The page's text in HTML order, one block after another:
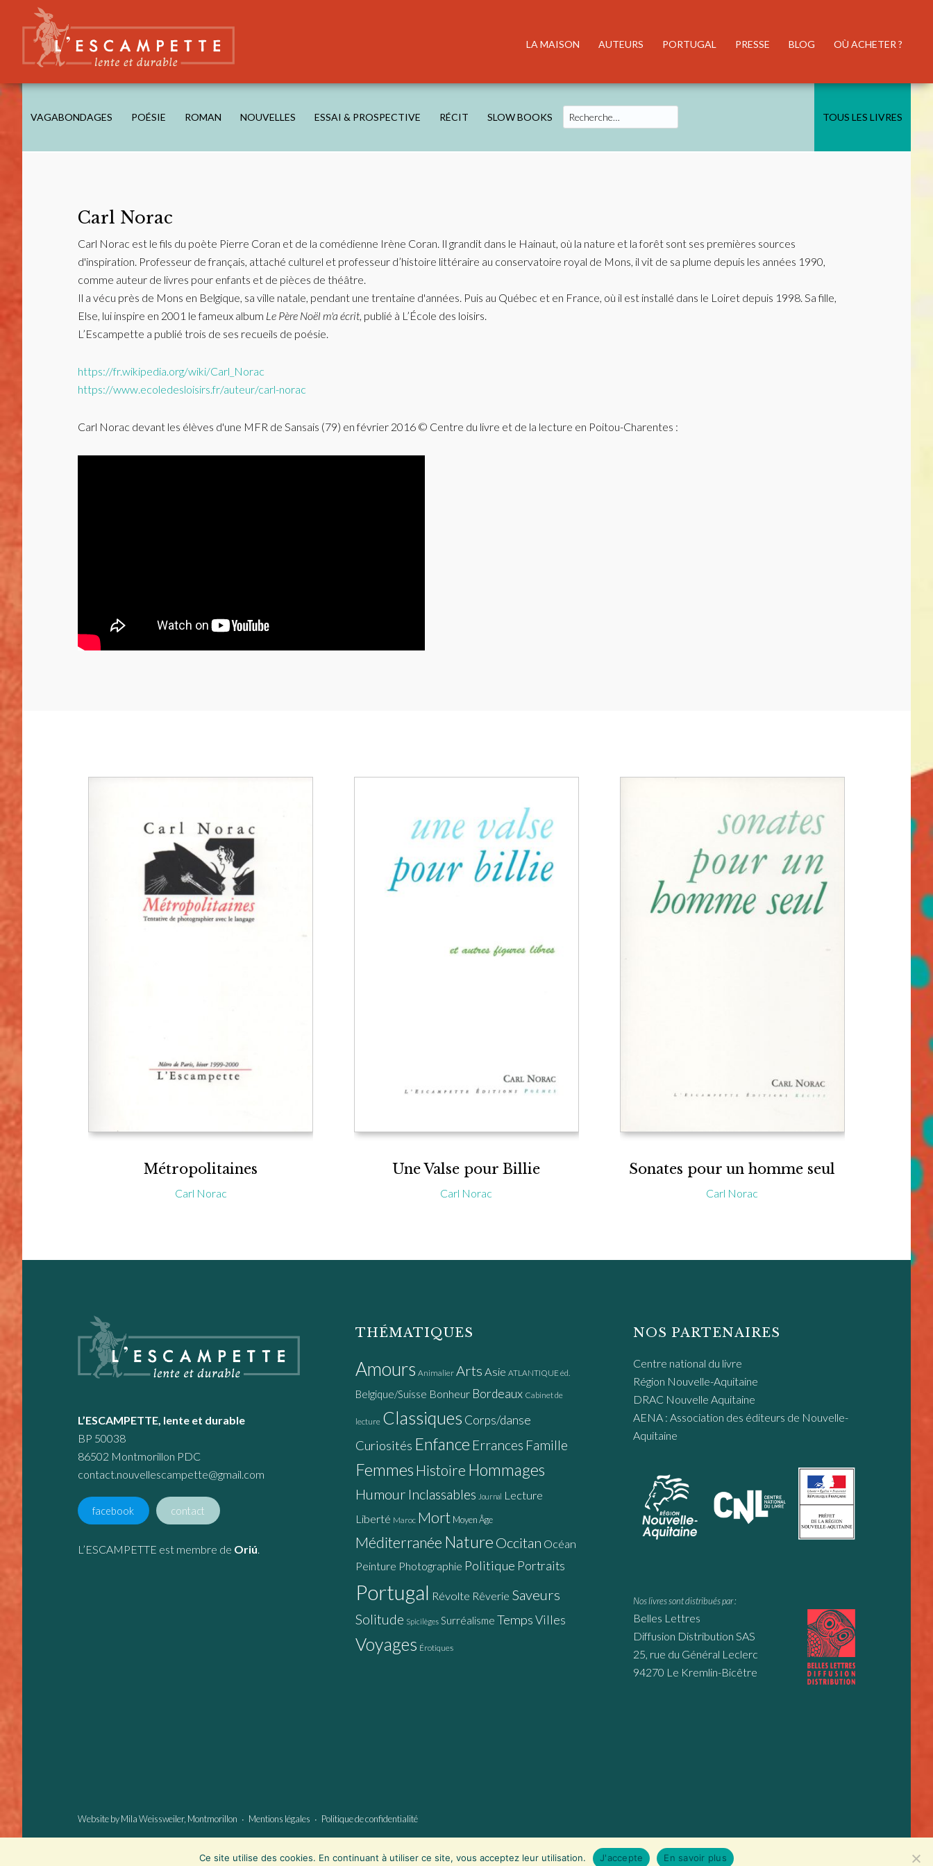
content
secondary
navigation
L'ESCAMPETTE
éditions lentes & durables
LA MAISON AUTEURS PORTUGAL PRESSE BLOG OÙ ACHETER ?
VAGABONDAGES POÉSIE ROMAN NOUVELLES ESSAI & PROSPECTIVE RÉCIT SLOW BOOKS
Search
TOUS LES LIVRES
Carl Norac
Carl Norac est le fils du poète Pierre Coran et de la comédienne Irène Coran. Il grandit dans le Hainaut, où la nature et la forêt sont ses premières sources
d'inspiration. Professeur de français, attaché culturel et professeur d’histoire littéraire au conservatoire royal de Mons, il vit de sa plume depuis les années 1990,
comme auteur de livres pour enfants et de pièces de théâtre.
Il a vécu près de Mons en Belgique, sa ville natale, pendant une trentaine d'années. Puis au Québec et en France, où il est installé dans le Loiret depuis 1998. Sa fille,
Else, lui inspire en 2001 le fameux album Le Père Noël m'a écrit, publié à L’École des loisirs.
L’Escampette a publié trois de ses recueils de poésie.
https://fr.wikipedia.org/wiki/Carl_Norac
https://www.ecoledesloisirs.fr/auteur/carl-norac
Carl Norac devant les élèves d'une MFR de Sansais (79) en février 2016 © Centre du livre et de la lecture en Poitou-Charentes :
Métropolitaines
Carl Norac
Une Valse pour Billie
Carl Norac
Sonates pour un homme seul
Carl Norac
L’ESCAMPETTE, lente et durable
BP 50038
86502 Montmorillon PDC
contact.nouvellescampette@gmail.com
facebook contact
L’ESCAMPETTE est membre de Oriú
THÉMATIQUES
Amours Animalier Arts Asie ATLANTIQUE éd.
Belgique/Suisse Bonheur Bordeaux Cabinet de
lecture Classiques Corps/danse
Curiosités Enfance Errances Famille
Femmes Histoire Hommages
Humour Inclassables Journal
Lecture
Liberté Maroc Mort Moyen Âge
Méditerranée Nature Occitan Océan
Peinture Photographie Politique Portraits
Portugal Révolte Rêverie Saveurs
Solitude Spicilèges Surréalisme TempsVilles
Voyages Érotiques
NOS PARTENAIRES
Centre national du livre
Région Nouvelle-Aquitaine
DRAC Nouvelle Aquitaine
AENA : Association des éditeurs de Nouvelle-
Aquitaine
Nos livres sont distribués par :
Belles Lettres
Diffusion Distribution SAS
25, rue du Général Leclerc
94270 Le Kremlin-Bicêtre
Website byMila Weissweiler, Montmorillon ∙ Mentions légales ∙ Politique de confidentialité
Ce site utilise des cookies. En continuant à utiliser ce site, vous acceptez leur utilisation. J'accepte En savoir plus